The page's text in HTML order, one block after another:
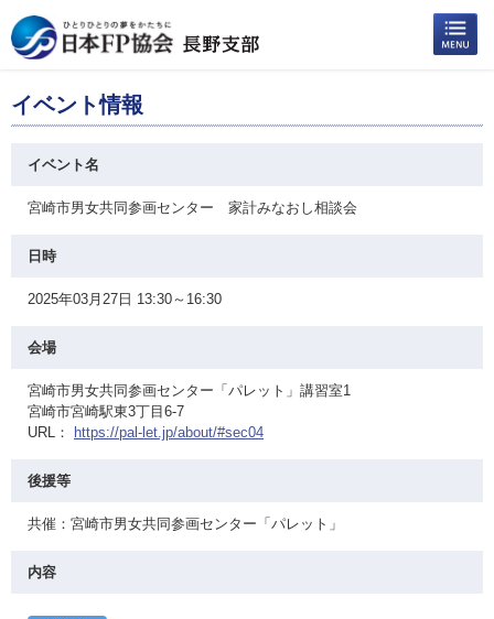
イベント情報
イベント名
宮崎市男女共同参画センター 家計みなおし相談会
日時
2025年03月27日 13:30～16:30
会場
宮崎市男女共同参画センター「パレット」講習室1
宮崎市宮崎駅東3丁目6-7
URL：
https://pal-let.jp/about/#sec04
後援等
共催：宮崎市男女共同参画センター「パレット」
内容